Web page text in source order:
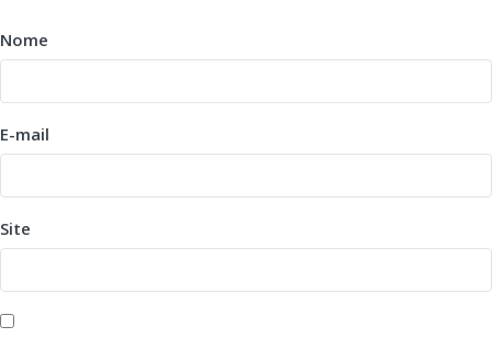
Nome
E-mail
Site